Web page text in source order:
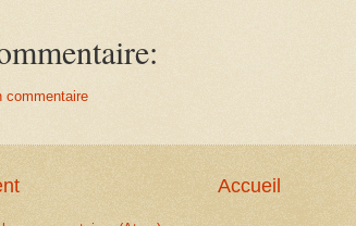
commentaire
Accueil